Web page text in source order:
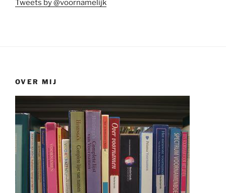
Tweets by @voornamelijk
OVER MIJ